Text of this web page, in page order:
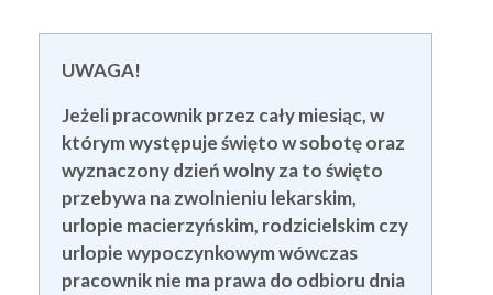
UWAGA!
Jeżeli pracownik przez cały miesiąc, w
którym występuje święto w sobotę oraz
wyznaczony dzień wolny za to święto
przebywa na zwolnieniu lekarskim,
urlopie macierzyńskim, rodzicielskim czy
urlopie wypoczynkowym wówczas
pracownik nie ma prawa do odbioru dnia